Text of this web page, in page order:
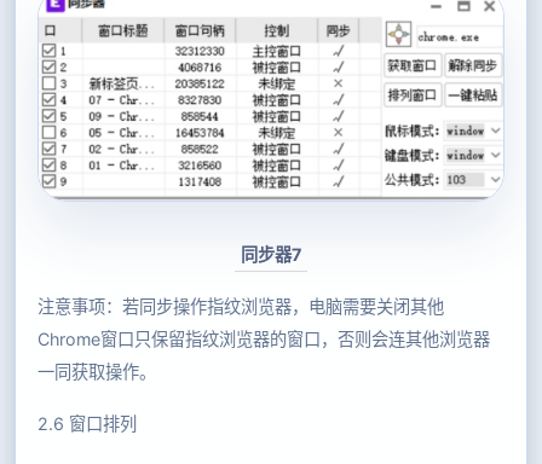
同步器7
注意事项：若同步操作指纹浏览器，电脑需要关闭其他
Chrome窗口只保留指纹浏览器的窗口，否则会连其他浏览器
一同获取操作。
2.6 窗口排列